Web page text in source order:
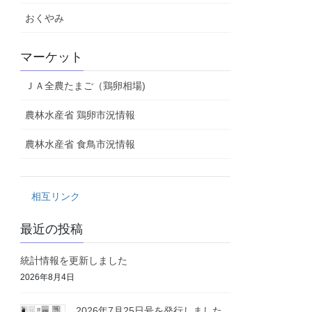
おくやみ
マーケット
ＪＡ全農たまご（鶏卵相場)
農林水産省 鶏卵市況情報
農林水産省 食鳥市況情報
相互リンク
最近の投稿
統計情報を更新しました
2026年8月4日